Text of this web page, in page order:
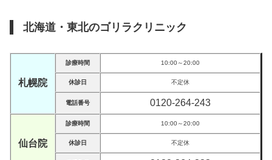
北海道・東北のゴリラクリニック
札幌院
診療時間 10:00～20:00
休診日 不定休
電話番号 0120-264-243
仙台院
診療時間 10:00～20:00
休診日 不定休